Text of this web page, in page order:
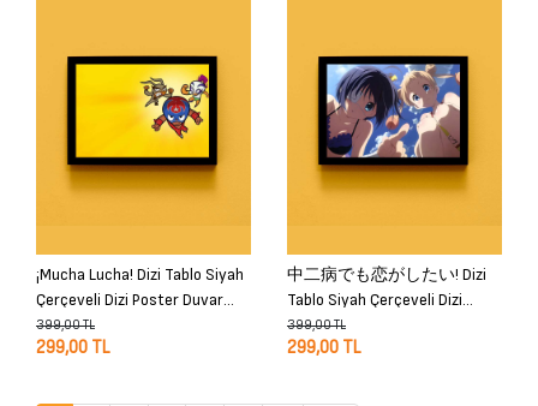
¡Mucha Lucha! Dizi Tablo Siyah
Çerçeveli Dizi Poster Duvar
Tablo
399,00 TL
299,00 TL
中二病でも恋がしたい! Dizi
Tablo Siyah Çerçeveli Dizi
Poster Duvar Tablo
399,00 TL
299,00 TL